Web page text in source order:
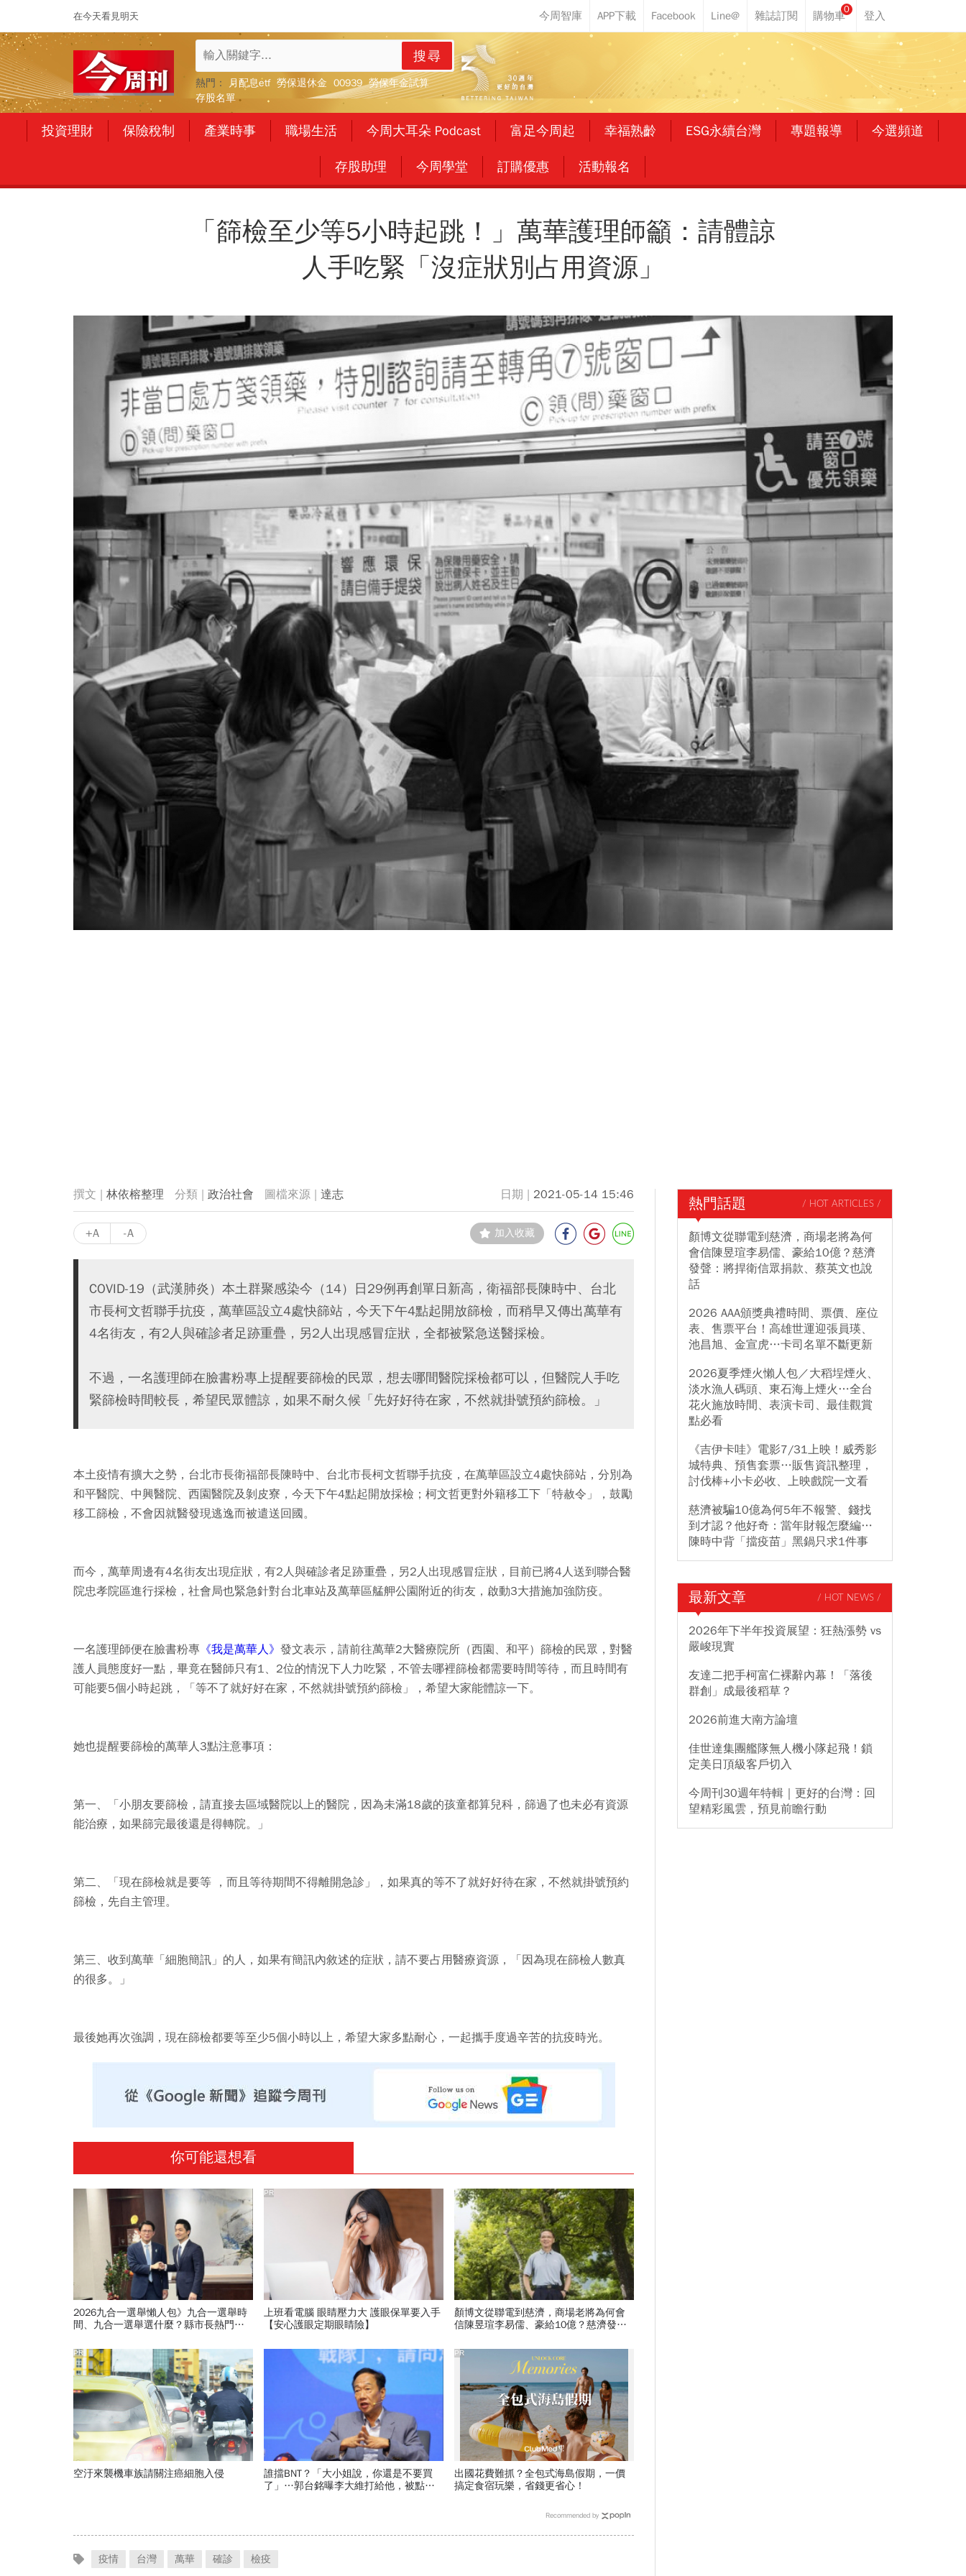
在今天看見明天
0
搜尋
熱門： 月配息etf 勞保退休金 00939 勞保年金試算
存股名單
投資理財 保險稅制 產業時事 職場生活 今周大耳朵 Podcast 富足今周起 幸福熟齡 ESG永續台灣 專題報導 今選頻道
存股助理 今周學堂 訂購優惠 活動報名
「篩檢至少等5小時起跳！」萬華護理師籲：請體諒
人手吃緊「沒症狀別占用資源」
林依榕整理 政治社會 達志 2021-05-14 15:46
+A -A 加入收藏
COVID-19（武漢肺炎）本土群聚感染今（14）日29例再創單日新高，衛福部長陳時中、台北
市長柯文哲聯手抗疫，萬華區設立4處快篩站，今天下午4點起開放篩檢，而稍早又傳出萬華有
4名街友，有2人與確診者足跡重疊，另2人出現感冒症狀，全都被緊急送醫採檢。
不過，一名護理師在臉書粉專上提醒要篩檢的民眾，想去哪間醫院採檢都可以，但醫院人手吃
緊篩檢時間較長，希望民眾體諒，如果不耐久候「先好好待在家，不然就掛號預約篩檢。」
本土疫情有擴大之勢，台北市長衛福部長陳時中、台北市長柯文哲聯手抗疫，在萬華區設立4處快篩站，分別為
和平醫院、中興醫院、西園醫院及剝皮寮，今天下午4點起開放採檢；柯文哲更對外籍移工下「特赦令」，鼓勵
移工篩檢，不會因就醫發現逃逸而被遣送回國。
而今，萬華周邊有4名街友出現症狀，有2人與確診者足跡重疊，另2人出現感冒症狀，目前已將4人送到聯合醫
院忠孝院區進行採檢，社會局也緊急針對台北車站及萬華區艋舺公園附近的街友，啟動3大措施加強防疫。
一名護理師便在臉書粉專 《我是萬華人》 發文表示，請前往萬華2大醫療院所（西園、和平）篩檢的民眾，對醫
護人員態度好一點，畢竟在醫師只有1、2位的情況下人力吃緊，不管去哪裡篩檢都需要時間等待，而且時間有
可能要5個小時起跳，「等不了就好好在家，不然就掛號預約篩檢」，希望大家能體諒一下。
她也提醒要篩檢的萬華人3點注意事項：
第一、「小朋友要篩檢，請直接去區域醫院以上的醫院，因為未滿18歲的孩童都算兒科，篩過了也未必有資源
能治療，如果篩完最後還是得轉院。」
第二、「現在篩檢就是要等 ，而且等待期間不得離開急診」，如果真的等不了就好好待在家，不然就掛號預約
篩檢，先自主管理。
第三、收到萬華「細胞簡訊」的人，如果有簡訊內敘述的症狀，請不要占用醫療資源，「因為現在篩檢人數真
的很多。」
最後她再次強調，現在篩檢都要等至少5個小時以上，希望大家多點耐心，一起攜手度過辛苦的抗疫時光。
你可能還想看
2026九合一選舉懶人包》九合一選舉時
間、九合一選舉選什麼？縣市長熱門人
上班看電腦 眼睛壓力大 護眼保單要入手
【安心護眼定期眼睛險】
PR
顏博文從聯電到慈濟，商場老將為何會
信陳昱瑄李易儒、豪給10億？慈濟發
空汙來襲機車族請關注癌細胞入侵
PR
誰擋BNT？「大小姐說，你還是不要買
了」…郭台銘曝李大維打給他，被點名
出國花費難抓？全包式海島假期，一價
搞定食宿玩樂，省錢更省心！
PR
Recommended by
疫情 台灣 萬華 確診 檢疫
熱門話題 / HOT ARTICLES /
顏博文從聯電到慈濟，商場老將為何
會信陳昱瑄李易儒、豪給10億？慈濟
發聲：將捍衛信眾捐款、蔡英文也說
話
2026 AAA頒獎典禮時間、票價、座位
表、售票平台！高雄世運迎張員瑛、
池昌旭、金宣虎…卡司名單不斷更新
2026夏季煙火懶人包／大稻埕煙火、
淡水漁人碼頭、東石海上煙火…全台
花火施放時間、表演卡司、最佳觀賞
點必看
《吉伊卡哇》電影7/31上映！威秀影
城特典、預售套票…販售資訊整理，
討伐棒+小卡必收、上映戲院一文看
慈濟被騙10億為何5年不報警、錢找
到才認？他好奇：當年財報怎麼編…
陳時中背「擋疫苗」黑鍋只求1件事
最新文章 / HOT NEWS /
2026年下半年投資展望：狂熱漲勢 vs
嚴峻現實
友達二把手柯富仁裸辭內幕！「落後
群創」成最後稻草？
2026前進大南方論壇
佳世達集團艦隊無人機小隊起飛！鎖
定美日頂級客戶切入
今周刊30週年特輯｜更好的台灣：回
望精彩風雲，預見前瞻行動